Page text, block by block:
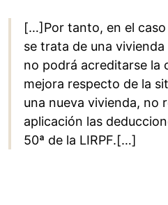
[…]Por tanto, en el
se trata de una
no podrá acreditarse la
mejora respecto de la
una nueva vivienda, no
aplicación las
50ª de la LIRPF.[…]